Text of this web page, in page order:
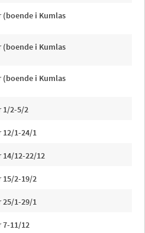
i Kumlas
i Kumlas
i Kumlas
1/2-5/2
12/1-24/1
12-22/12
15/2-19/2
25/1-29/1
7-11/12